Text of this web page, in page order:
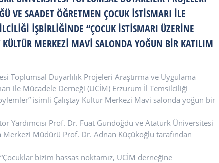
VE SAADET ÖĞRETMEN ÇOCUK İSTISMARI ILE
IŞBIRLIĞINDE “ÇOCUK İSTISMARI ÜZERINE
MERKEZI MAVI SALONDA YOĞUN BIR KATILIM
Toplumsal Duyarlılık Projeleri Araştırma ve Uygulama
ile Mücadele Derneği (UCİM) Erzurum İl Temsilciliği
isimli Çalıştay Kültür Merkezi Mavi salonda yoğun bir
Yardımcısı Prof. Dr. Fuat Gündoğdu ve Atatürk Üniversitesi
Müdürü Prof. Dr. Adnan Küçükoğlu tarafından
bizim hassas noktamız, UCİM derneğine